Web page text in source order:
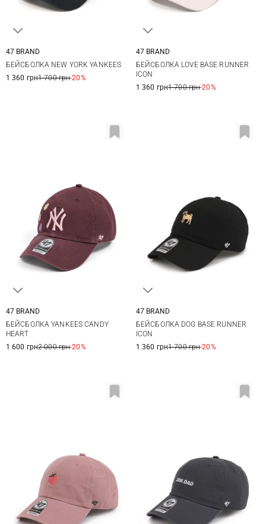
47 BRAND
БЕЙСБОЛКА NEW YORK YANKEES
1 360 грн1 700 грн-20%
47 BRAND
БЕЙСБОЛКА LOVE BASE RUNNER
ICON
1 360 грн1 700 грн-20%
47 BRAND
БЕЙСБОЛКА YANKEES CANDY
HEART
1 600 грн2 000 грн-20%
47 BRAND
БЕЙСБОЛКА DOG BASE RUNNER
ICON
1 360 грн1 700 грн-20%